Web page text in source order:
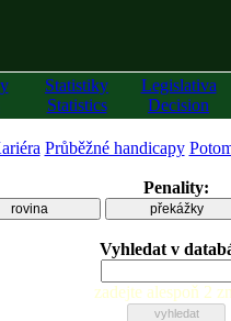
Statistiky
Statistics
Legislativa
Decision
Průběžné handicapy
Penality:
rovina překážky
Vyhledat v
zadejte alespoň 2